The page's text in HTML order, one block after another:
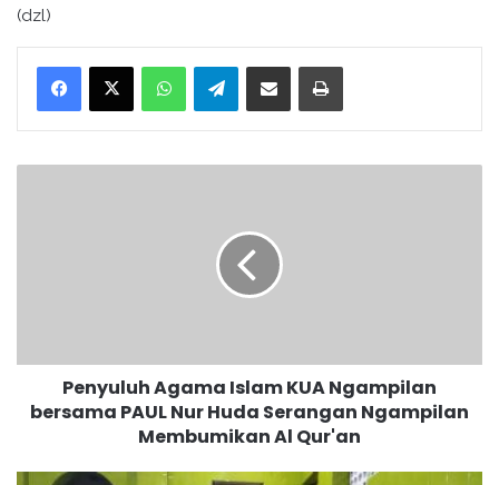
(dzl)
WhatsApp Telegram
A
Penyuluh Agama Islam KUA Ngampilan
bersama PAUL Nur Huda Serangan Ngampilan
Membumikan Al Qur'an